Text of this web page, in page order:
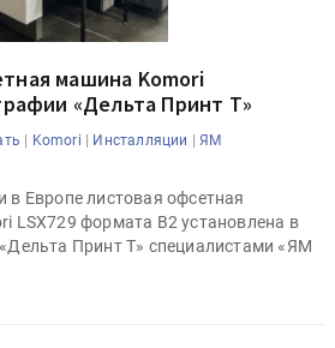
машина Komori
«Дельта Принт Т»
| Komori | Инсталляции |ЯМ
Европе листовая офсетная
LSX729 формата B2 установлена в
Принт Т» специалистами «ЯМ